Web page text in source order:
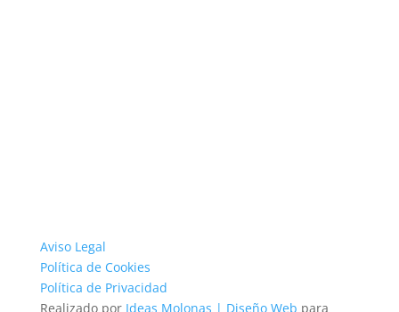
Aviso Legal
Política de Cookies
Política de Privacidad
Realizado por Ideas Molonas | Diseño Web para